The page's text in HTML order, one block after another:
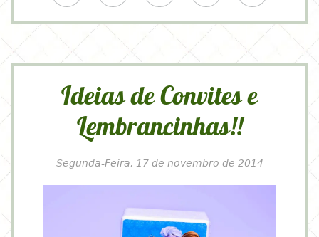
Ideias de Convites e
Lembrancinhas!!
Segunda-Feira, 17 de novembro de 2014